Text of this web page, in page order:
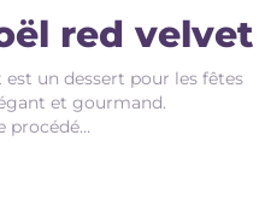
red velvet
un dessert pour les fêtes
et gourmand.
procédé…